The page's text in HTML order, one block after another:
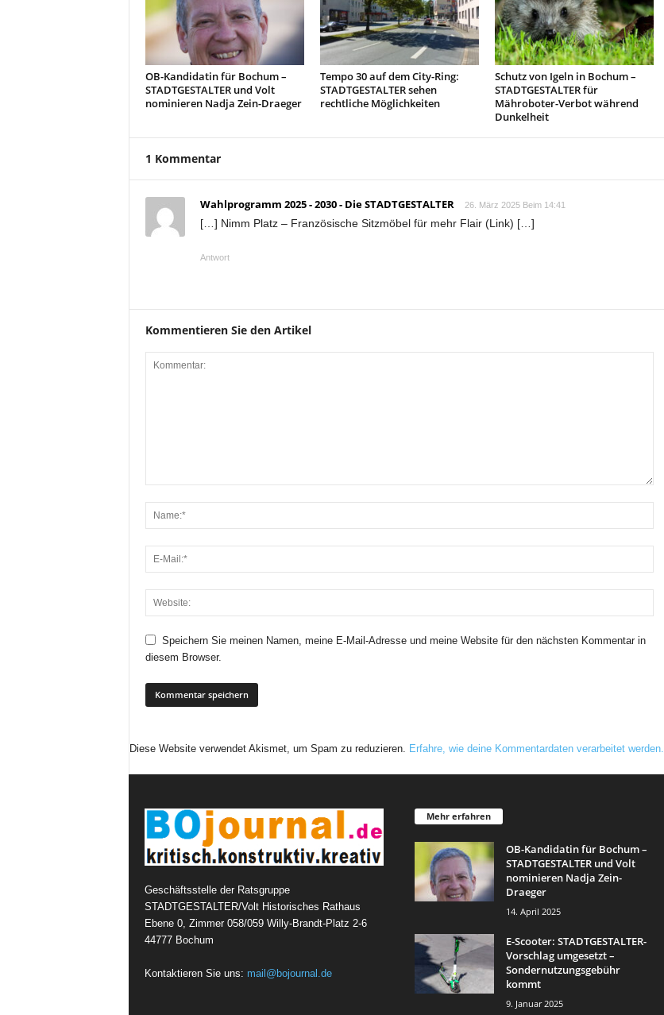
OB-Kandidatin für Bochum –
STADTGESTALTER und Volt
nominieren Nadja Zein-Draeger
Tempo 30 auf dem City-Ring:
STADTGESTALTER sehen
rechtliche Möglichkeiten
Schutz von Igeln in Bochum –
STADTGESTALTER für
Mähroboter-Verbot während
Dunkelheit
1 Kommentar
Wahlprogramm 2025 - 2030 - Die STADTGESTALTER 26. März 2025 Beim 14:41
[…] Nimm Platz – Französische Sitzmöbel für mehr Flair (Link) […]
Antwort
Kommentieren Sie den Artikel
Speichern Sie meinen Namen, meine E-Mail-Adresse und meine Website für den nächsten Kommentar in
diesem Browser.
Diese Website verwendet Akismet, um Spam zu reduzieren. Erfahre, wie deine Kommentardaten verarbeitet werden.
Geschäftsstelle der Ratsgruppe
STADTGESTALTER/Volt Historisches Rathaus
Ebene 0, Zimmer 058/059 Willy-Brandt-Platz 2-6
44777 Bochum
Kontaktieren Sie uns: mail@bojournal.de
Mehr erfahren
OB-Kandidatin für Bochum –
STADTGESTALTER und Volt
nominieren Nadja Zein-
Draeger
14. April 2025
E-Scooter: STADTGESTALTER-
Vorschlag umgesetzt –
Sondernutzungsgebühr
kommt
9. Januar 2025